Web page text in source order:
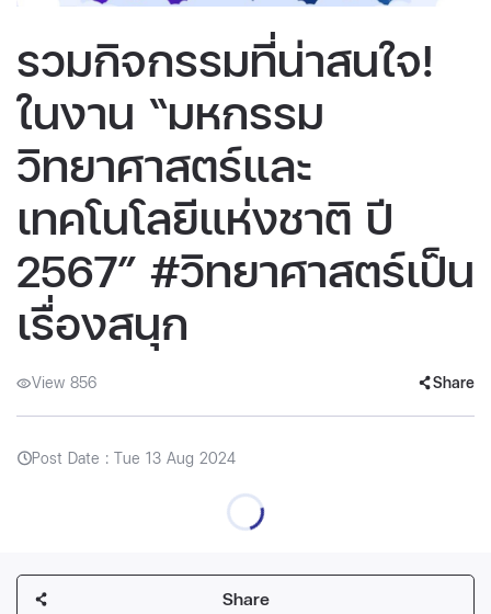
รวมกิจกรรมที่น่าสนใจ!
ในงาน “มหกรรม
วิทยาศาสตร์และ
เทคโนโลยีแห่งชาติ ปี
2567” #วิทยาศาสตร์เป็น
เรื่องสนุก
View 856 Share
Post Date : Tue 13 Aug 2024
Share